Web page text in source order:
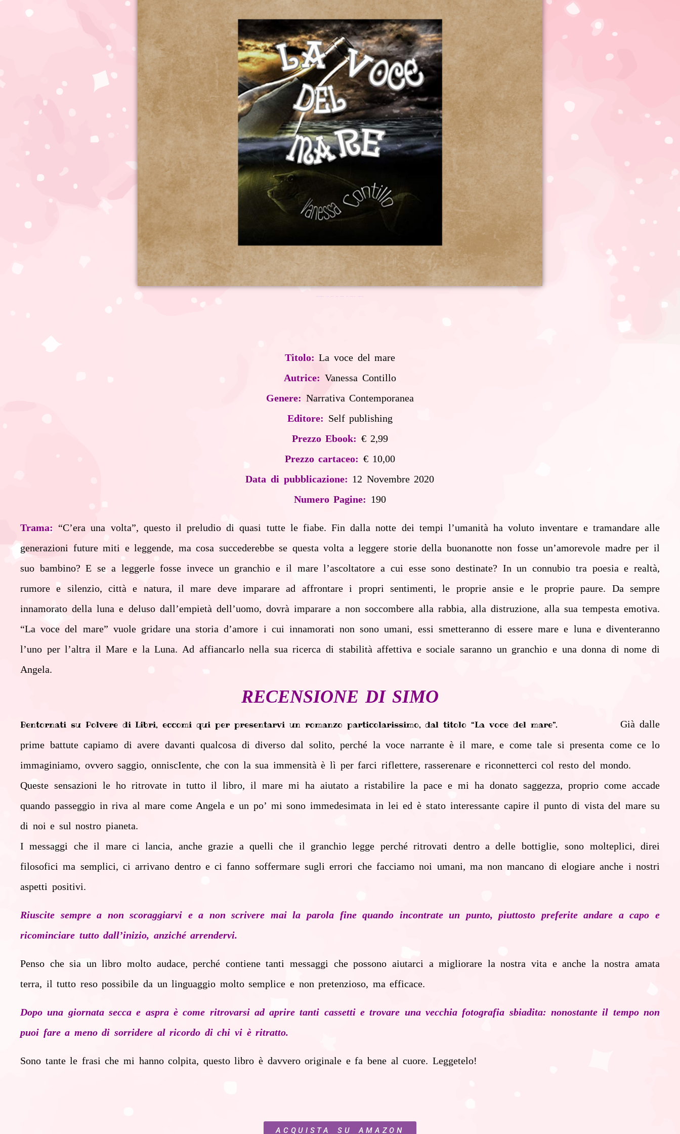
Titolo: La voce del mare
Autrice: Vanessa Contillo
Genere: Narrativa Contemporanea
Editore: Self publishing
Prezzo Ebook: € 2,99
Prezzo cartaceo: € 10,00
Data di pubblicazione: 12 Novembre 2020
Numero Pagine: 190
Trama: “C’era una volta”, questo il preludio di quasi tutte le fiabe. Fin dalla notte dei tempi l’umanità ha voluto inventare e tramandare alle
generazioni future miti e leggende, ma cosa succederebbe se questa volta a leggere storie della buonanotte non fosse un’amorevole madre per il
suo bambino? E se a leggerle fosse invece un granchio e il mare l’ascoltatore a cui esse sono destinate? In un connubio tra poesia e realtà,
rumore e silenzio, città e natura, il mare deve imparare ad affrontare i propri sentimenti, le proprie ansie e le proprie paure. Da sempre
innamorato della luna e deluso dall’empietà dell’uomo, dovrà imparare a non soccombere alla rabbia, alla distruzione, alla sua tempesta emotiva.
“La voce del mare” vuole gridare una storia d’amore i cui innamorati non sono umani, essi smetteranno di essere mare e luna e diventeranno
l’uno per l’altra ilMare e la Luna. Ad affiancarlo nella sua ricerca di stabilità affettiva e sociale saranno un granchio e una donna di nome di
Angela.
RECENSIONE DI SIMO
Bentornati su Polvere di Libri, eccomi qui per presentarvi un romanzo particolarissimo, dal titolo “La voce del mare”.Già dalle
prime battute capiamo di avere davanti qualcosa di diverso dal solito, perché la voce narrante è il mare, e come tale si presenta come ce lo
immaginiamo, ovvero saggio, onniscIente, che con la sua immensità è lì per farci riflettere, rasserenare e riconnetterci col resto del mondo.
Queste sensazioni le ho ritrovate in tutto il libro, il mare mi ha aiutato a ristabilire la pace e mi ha donato saggezza, proprio come accade
quando passeggio in riva al mare come Angela e un po’ mi sono immedesimata in lei ed è stato interessante capire il punto di vista del mare su
di noi e sul nostro pianeta.
I messaggi che il mare ci lancia, anche grazie a quelli che il granchio legge perché ritrovati dentro a delle bottiglie, sono molteplici, direi
filosofici ma semplici, ci arrivano dentro e ci fanno soffermare sugli errori che facciamo noi umani, ma non mancano di elogiare anche i nostri
aspetti positivi.
Riuscite sempre a non scoraggiarvi e a non scrivere mai la parola fine quando incontrate un punto, piuttosto preferite andare a capo e
ricominciare tutto dall’inizio, anziché arrendervi.
Penso che sia un libro molto audace, perché contiene tanti messaggi che possono aiutarci a migliorare la nostra vita e anche la nostra amata
terra, il tutto reso possibile da un linguaggio molto semplice e non pretenzioso, ma efficace.
Dopo una giornata secca e aspra è come ritrovarsi ad aprire tanti cassetti e trovare una vecchia fotografia sbiadita: nonostante il tempo non
puoi fare a meno di sorridere al ricordo di chi vi è ritratto.
Sono tante le frasi che mi hanno colpita, questo libro è davvero originale e fa bene al cuore. Leggetelo!
ACQUISTA SU AMAZON